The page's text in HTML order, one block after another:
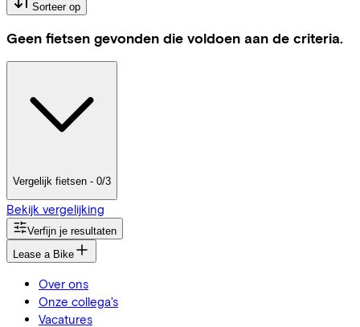
Sorteer op
Geen fietsen gevonden die voldoen aan de criteria.
Vergelijk fietsen - 0/3
Bekijk vergelijking
Verfijn je resultaten
Lease a Bike
Over ons
Onze collega's
Vacatures